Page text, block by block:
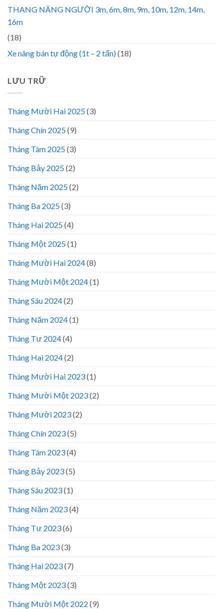
THANG NÂNG NGƯỜI 3m, 6m, 8m, 9m, 10m, 12m, 14m,
16m
(18)
Xe nâng bán tự động (1t – 2 tấn)(18)
LƯU TRỮ
Tháng Mười Hai 2025(3)
Tháng Chín 2025(9)
Tháng Tám 2025(3)
Tháng Bảy 2025(2)
Tháng Năm 2025(2)
Tháng Ba 2025(3)
Tháng Hai 2025(4)
Tháng Một 2025(1)
Tháng Mười Hai 2024(8)
Tháng Mười Một 2024(1)
Tháng Sáu 2024(2)
Tháng Năm 2024(1)
Tháng Tư 2024(4)
Tháng Hai 2024(2)
Tháng Mười Hai 2023(1)
Tháng Mười Một 2023(2)
Tháng Mười 2023(2)
Tháng Chín 2023(5)
Tháng Tám 2023(4)
Tháng Bảy 2023(5)
Tháng Sáu 2023(1)
Tháng Năm 2023(4)
Tháng Tư 2023(6)
Tháng Ba 2023(3)
Tháng Hai 2023(7)
Tháng Một 2023(3)
Tháng Mười Một 2022 (9)